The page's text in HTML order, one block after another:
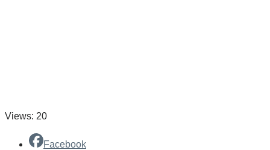
Views: 20
Facebook